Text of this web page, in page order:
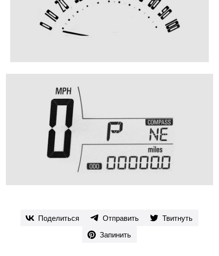
Поделиться Отправить
Твитнуть
Запинить